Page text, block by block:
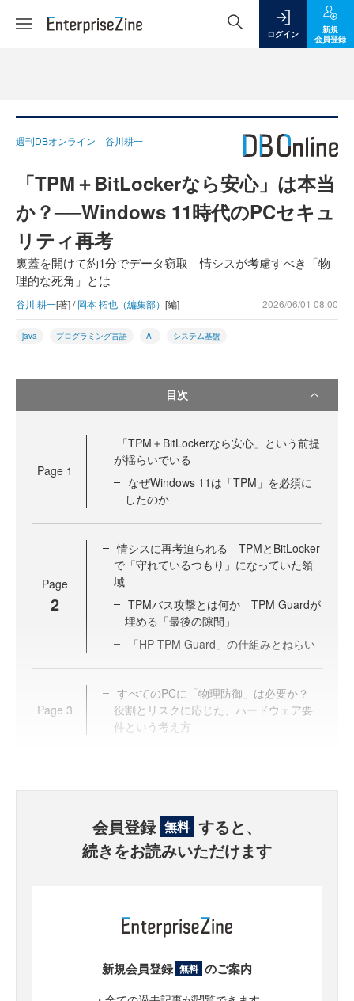
ログイン
新規
会員登録
週刊DBオンライン 谷川耕一
「TPM＋BitLockerなら安心」は本当
か？──Windows 11時代のPCセキュ
リティ再考
裏蓋を開けて約1分でデータ窃取 情シスが考慮すべき「物
理的な死角」とは
谷川 耕一[著] /岡本 拓也（編集部） [編] 2026/06/01 08:00
java プログラミング言語 AI システム基盤
目次
Page 1
「TPM＋BitLockerなら安心」という前提
が揺らいでいる
なぜWindows 11は「TPM」を必須に
したのか
Page
2
情シスに再考迫られる TPMとBitLocker
で「守れているつもり」になっていた領
域
TPMバス攻撃とは何か TPM Guardが
埋める「最後の隙間」
「HP TPM Guard」の仕組みとねらい
Page 3
すべてのPCに「物理防御」は必要か？
役割とリスクに応じた、ハードウェア要
件という考え方
会員登録 無料 すると、
続きをお読みいただけます
新規会員登録 無料 のご案内